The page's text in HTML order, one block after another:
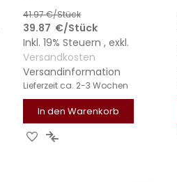
41.97€/Stück
39.87 €/Stück
Inkl. 19% Steuern,exkl.
Versandkosten
Versandinformation
Lieferzeit ca. 2-3 Wochen
In den Warenkorb
ZURZUR